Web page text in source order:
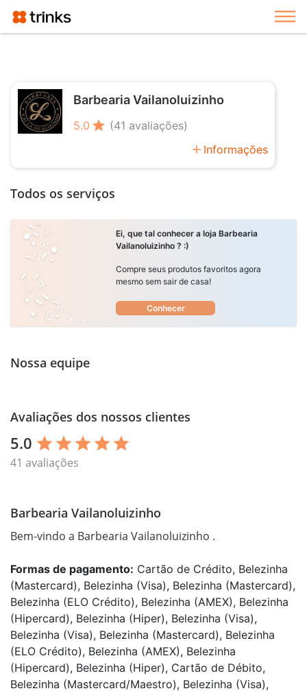
Barbearia Vailanoluizinho
5.0 star (41 avaliações)
add Informações
Todos os serviços
Ei, que tal conhecer a loja Barbearia
Vailanoluizinho ? :)
Compre seus produtos favoritos agora
mesmo sem sair de casa!
Conhecer
Nossa equipe
Avaliações dos nossos clientes
5.0 star star star star star
41 avaliações
Barbearia Vailanoluizinho
Bem-vindo a Barbearia Vailanoluizinho .
Formas de pagamento: Cartão de Crédito, Belezinha
(Mastercard), Belezinha (Visa), Belezinha (Mastercard),
Belezinha (ELO Crédito), Belezinha (AMEX), Belezinha
(Hipercard), Belezinha (Hiper), Belezinha (Visa),
Belezinha (Visa), Belezinha (Mastercard), Belezinha
(ELO Crédito), Belezinha (AMEX), Belezinha
(Hipercard), Belezinha (Hiper), Cartão de Débito,
Belezinha (Mastercard/Maestro), Belezinha (Visa),